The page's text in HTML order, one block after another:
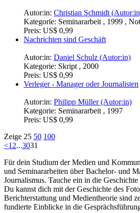
Autor:in: Christian Schmidt
Kategorie: Seminararbeit , 1999 ,
Preis: US$ 0,99
Nachrichten sind Geschäft
Autor:in: Daniel Schulz (Autor:in)
Kategorie: Skript , 2000
Preis: US$ 0,99
Verleger - Manager oder Journalisten
Autor:in: Philipp Müller (Autor:in)
Kategorie: Seminararbeit , 1997
Preis: US$ 0,99
Zeige 25 50 100
<12...3031
Für dein Studium der Medien und
und Seminararbeiten über Bachelor- und
Journalismus. Tauche ein in die
Du kannst dich mit der Geschichte des
Berichterstattung und Medientheorie sind
fundierte Einblicke in die